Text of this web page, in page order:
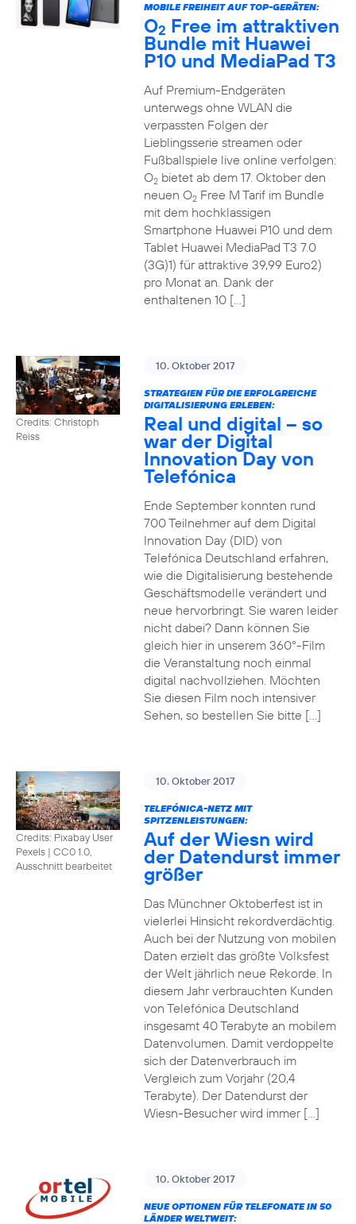
MOBILE FREIHEIT AUF TOP-GERÄTEN:
O2 Free im attraktiven
Bundle mit Huawei
P10 und MediaPad T3
Auf Premium-Endgeräten
unterwegs ohne WLAN die
verpassten Folgen der
Lieblingsserie streamen oder
Fußballspiele live online verfolgen:
O2bietet ab dem 17. Oktober den
neuen O2Free M Tarif im Bundle
mit dem hochklassigen
Smartphone Huawei P10 und dem
Tablet Huawei MediaPad T3 7.0
(3G)1) für attraktive 39,99 Euro2)
pro Monat an. Dank der
enthaltenen 10 […]
Credits: Christoph
Reiss
10. Oktober 2017
STRATEGIEN FÜR DIE ERFOLGREICHE
DIGITALISIERUNG ERLEBEN:
Real und digital – so
war der Digital
Innovation Day von
Telefónica
Ende September konnten rund
700 Teilnehmer auf dem Digital
Innovation Day (DID) von
Telefónica Deutschland erfahren,
wie die Digitalisierung bestehende
Geschäftsmodelle verändert und
neue hervorbringt. Sie waren leider
nicht dabei? Dann können Sie
gleich hier in unserem 360°-Film
die Veranstaltung noch einmal
digital nachvollziehen. Möchten
Sie diesen Film noch intensiver
Sehen, so bestellen Sie bitte […]
Credits: Pixabay User
Pexels | CC0 1.0,
Ausschnitt bearbeitet
10. Oktober 2017
TELEFÓNICA-NETZ MIT
SPITZENLEISTUNGEN:
Auf der Wiesn wird
der Datendurst immer
größer
Das Münchner Oktoberfest ist in
vielerlei Hinsicht rekordverdächtig.
Auch bei der Nutzung von mobilen
Daten erzielt das größte Volksfest
der Welt jährlich neue Rekorde. In
diesem Jahr verbrauchten Kunden
von Telefónica Deutschland
insgesamt 40 Terabyte an mobilem
Datenvolumen. Damit verdoppelte
sich der Datenverbrauch im
Vergleich zum Vorjahr (20,4
Terabyte). Der Datendurst der
Wiesn-Besucher wird immer […]
10. Oktober 2017
NEUE OPTIONEN FÜR TELEFONATE IN 50
LÄNDER WELTWEIT: